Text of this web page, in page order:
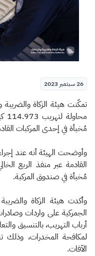
26 سبتمبر 2023
​​​​​تمكّنت هيئة الزكاة
مُخبأة في إحدى المركبات
وأوضحت الهيئة أنه عند
القادمة عبر منفذ الربع
مُخبأة في صندوق المركبة.
وأكدت هيئة الزكاة
الجمركية على واردات
أرباب التهريب، بالتنسيق
لمكافحة المخدرات، وذلك
الآفات.